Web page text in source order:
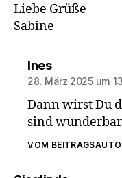
Liebe Grüße
Sabine
Inessagt:
28. März 2025 um
Dann wirst Du
sind
VOM